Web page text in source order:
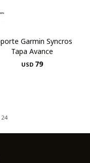
Garmin Syncros
Tapa Avance
USD 79
24